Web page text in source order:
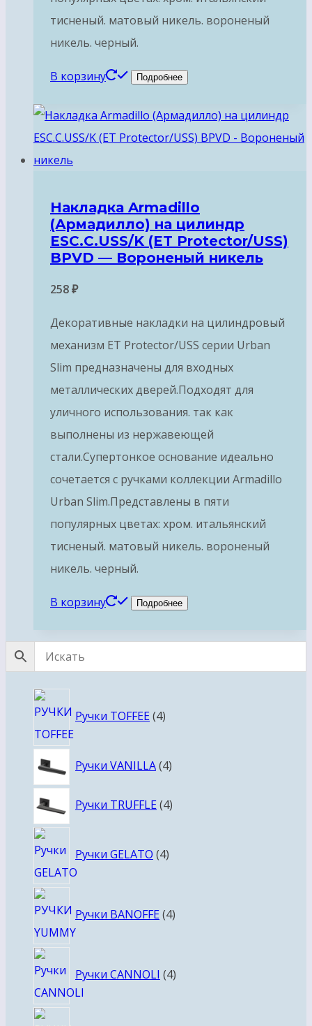
тисненый. матовый никель. вороненый
никель. черный.
В корзину Подробнее
Накладка Armadillo
(Армадилло) на цилиндр
ESC.C.USS/K (ET Protector/USS)
BPVD — Вороненый никель
258₽
Декоративные накладки на цилиндровый
механизм ET Protector/USS серии Urban
Slim предназначены для входных
металлических дверей.Подходят для
уличного использования. так как
выполнены из нержавеющей
стали.Супертонкое основание идеально
сочетается с ручками коллекции Armadillo
Urban Slim.Представлены в пяти
популярных цветах: хром. итальянский
тисненый. матовый никель. вороненый
никель. черный.
В корзину Подробнее
Ручки TOFFEE 4товара
Ручки VANILLA 44
Ручки TRUFFLE 44
Ручки GELATO 4товара
Ручки BANOFFE 4товара
Ручки CANNOLI 4товара